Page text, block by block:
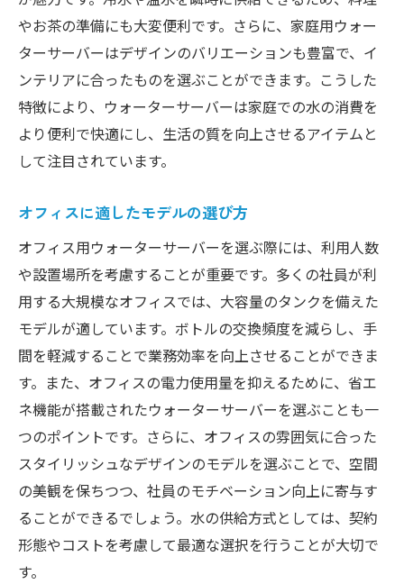
やお茶の準備にも大変便利です。さらに、家庭用ウォー
ターサーバーはデザインのバリエーションも豊富で、イ
ンテリアに合ったものを選ぶことができます。こうした
特徴により、ウォーターサーバーは家庭での水の消費を
より便利で快適にし、生活の質を向上させるアイテムと
して注目されています。
オフィスに適したモデルの選び方
オフィス用ウォーターサーバーを選ぶ際には、利用人数
や設置場所を考慮することが重要です。多くの社員が利
用する大規模なオフィスでは、大容量のタンクを備えた
モデルが適しています。ボトルの交換頻度を減らし、手
間を軽減することで業務効率を向上させることができま
す。また、オフィスの電力使用量を抑えるために、省エ
ネ機能が搭載されたウォーターサーバーを選ぶことも一
つのポイントです。さらに、オフィスの雰囲気に合った
スタイリッシュなデザインのモデルを選ぶことで、空間
の美観を保ちつつ、社員のモチベーション向上に寄与す
ることができるでしょう。水の供給方式としては、契約
形態やコストを考慮して最適な選択を行うことが大切で
す。